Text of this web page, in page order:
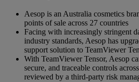
Aesop is an Australia cosmetics
points of sale across 27 countries
Facing with increasingly stringent
industry standards, Aesop has
support solution to TeamViewer
With TeamViewer Tensor, Aesop
secure, and traceable controls
reviewed by a third-party risk